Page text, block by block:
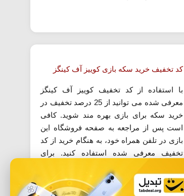
کد تخفیف خرید سکه بازی کوییز آف کینگز
با استفاده از کد تخفیف کوییز آف کینگز
معرفی شده می توانید از 25 درصد تخفیف در
خرید سکه برای بازی بهره مند شوید. کافی
است پس از مراجعه به صفحه فروشگاه این
بازی در تلفن همراه خود، به هنگام خرید از کد
تخفیف معرفی شده استفاده کنید. برای
از کد...